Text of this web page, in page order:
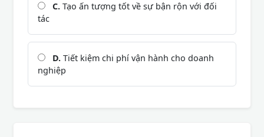
C. Tạo ấn tượng tốt về sự bận rộn với đối
tác
D. Tiết kiệm chi phí vận hành cho doanh
nghiệp